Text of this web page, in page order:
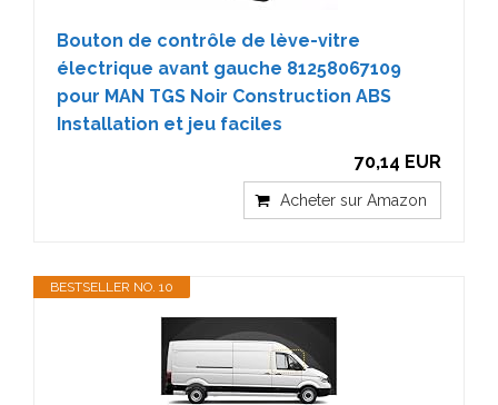
Bouton de contrôle de lève-vitre
électrique avant gauche 81258067109
pour MAN TGS Noir Construction ABS
Installation et jeu faciles
70,14 EUR
Acheter sur Amazon
BESTSELLER NO. 10